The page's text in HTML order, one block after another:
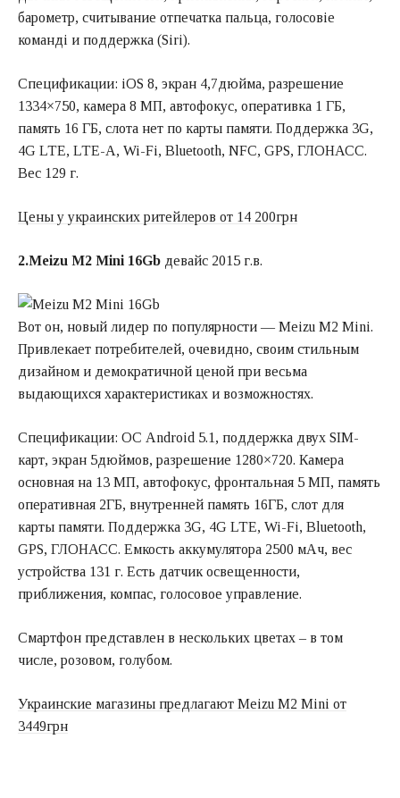
барометр, считывание отпечатка пальца, голосовіе
команді и поддержка (Siri).
Спецификации: iOS 8, экран 4,7дюйма, разрешение
1334×750, камера 8 МП, автофокус, оперативка 1 ГБ,
память 16 ГБ, слота нет по карты памяти. Поддержка 3G,
4G LTE, LTE-A, Wi-Fi, Bluetooth, NFC, GPS, ГЛОНАСС.
Вес 129 г.
Цены у украинских ритейлеров от 14 200грн
2.Meizu M2 Mini 16Gb девайс 2015 г.в.
Вот он, новый лидер по популярности — Meizu M2 Mini.
Привлекает потребителей, очевидно, своим стильным
дизайном и демократичной ценой при весьма
выдающихся характеристиках и возможностях.
Спецификации: ОС Android 5.1, поддержка двух SIM-
карт, экран 5дюймов, разрешение 1280×720. Камера
основная на 13 МП, автофокус, фронтальная 5 МП, память
оперативная 2ГБ, внутренней память 16ГБ, слот для
карты памяти. Поддержка 3G, 4G LTE, Wi-Fi, Bluetooth,
GPS, ГЛОНАСС. Емкость аккумулятора 2500 мАч, вес
устройства 131 г. Есть датчик освещенности,
приближения, компас, голосовое управление.
Смартфон представлен в нескольких цветах – в том
числе, розовом, голубом.
Украинские магазины предлагают Meizu M2 Mini от
3449грн